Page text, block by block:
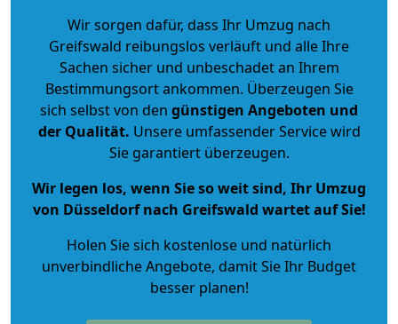
Wir sorgen dafür, dass Ihr Umzug nach
Greifswald reibungslos verläuft und alle Ihre
Sachen sicher und unbeschadet an Ihrem
Bestimmungsort ankommen. Überzeugen Sie
sich selbst von den günstigen Angeboten und
der Qualität. Unsere umfassender Service wird
Sie garantiert überzeugen.
Wir legen los, wenn Sie so weit sind, Ihr Umzug
von Düsseldorf nach Greifswald wartet auf Sie!
Holen Sie sich kostenlose und natürlich
unverbindliche Angebote, damit Sie Ihr Budget
besser planen!